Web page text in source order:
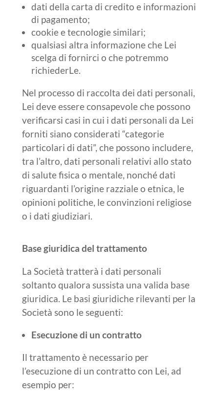
dati della carta di credito e informazioni
di pagamento;
cookie e tecnologie similari;
qualsiasi altra informazione che Lei
scelga di fornirci o che potremmo
richiederLe.
Nel processo di raccolta dei dati personali,
Lei deve essere consapevole che possono
verificarsi casi in cui i dati personali da Lei
forniti siano considerati “categorie
particolari di dati”, che possono includere,
tra l’altro, dati personali relativi allo stato
di salute fisica o mentale, nonché dati
riguardanti l’origine razziale o etnica, le
opinioni politiche, le convinzioni religiose
o i dati giudiziari.
Base giuridica del trattamento
La Società tratterà i dati personali
soltanto qualora sussista una valida base
giuridica. Le basi giuridiche rilevanti per la
Società sono le seguenti:
Esecuzione di un contratto
Il trattamento è necessario per
l’esecuzione di un contratto con Lei, ad
esempio per: